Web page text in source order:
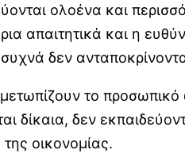
ολοένα και
απαιτητικά και η
δεν
το
δίκαια, δεν
οικονομίας.